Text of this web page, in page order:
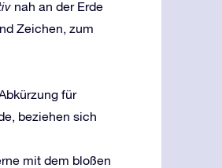
nah an der Erde
Zeichen, zum
für
beziehen sich
mit dem bloßen